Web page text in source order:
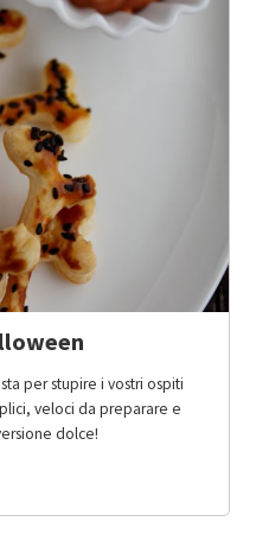
per stupire i vostri ospiti
veloci da preparare e
dolce!